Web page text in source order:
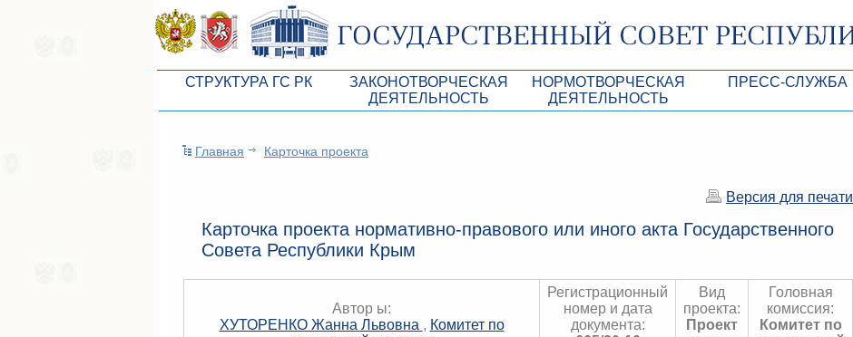
СТРУКТУРА ГС РК
Президиум ГС РК
Депутатские фракции ГС РК
Аппарат ГС РК
Советники Председателя ГС РК
ЗАКОНОТВОРЧЕСКАЯ
ДЕЯТЕЛЬНОСТЬ
Бюджет Республики Крым
Независимая антикоррупционная экспертиза
Информация
Схема законодательного процесса в РК
НОРМОТВОРЧЕСКАЯ
ДЕЯТЕЛЬНОСТЬ
РК
ПРЕСС-СЛУЖБА
Фотогалерея
Главная Карточка проекта
Версия для печати
Карточка проекта нормативно-правового или иного акта Государственного
Совета Республики Крым
Автор ы:
ХУТОРЕНКО Жанна Львовна , Комитет по
Регистрационный
номер и дата
документа:
Вид
проекта:
Проект
Головная
комиссия:
Комитет по